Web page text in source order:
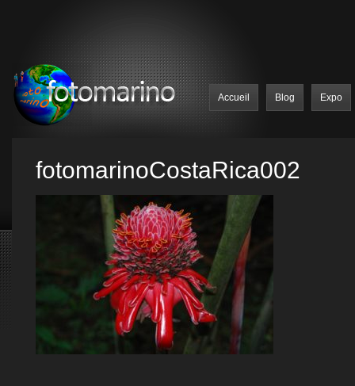
Accueil Blog Expo
fotomarinoCostaRica002